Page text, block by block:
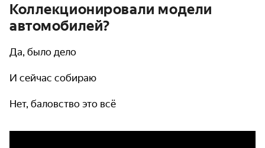
Коллекционировали модели
автомобилей?
Да, было дело
И сейчас собираю
Нет, баловство это всё